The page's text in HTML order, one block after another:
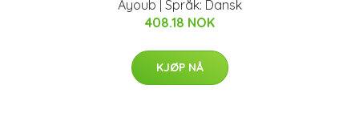
Ayoub | Språk: Dansk
408.18 NOK
KJØP NÅ